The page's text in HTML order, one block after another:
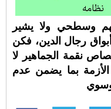
وسطحي ولا يشير
رجال الدين، فكن
نقمة الجماهير لا
بما يضمن عدم